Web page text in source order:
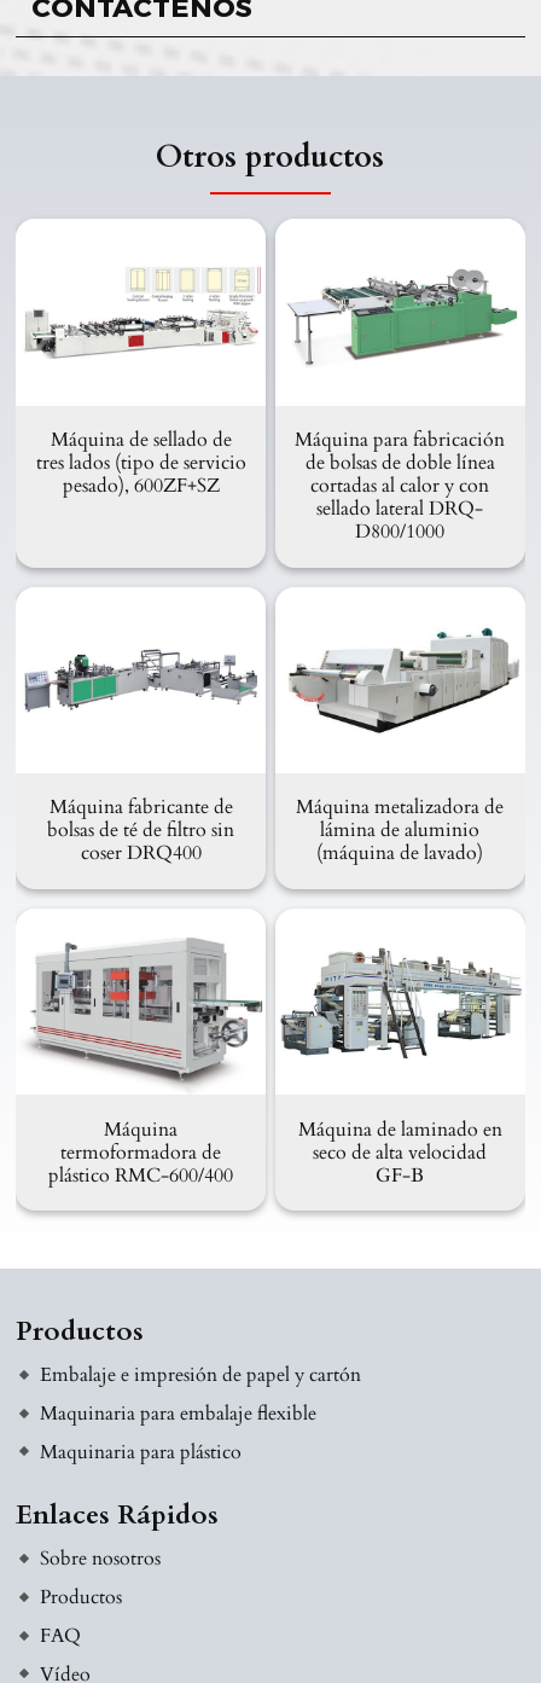
CONTÁCTENOS
Otros productos
Máquina de sellado de
tres lados (tipo de servicio
pesado), 600ZF+SZ
Máquina para fabricación
de bolsas de doble línea
cortadas al calor y con
sellado lateral DRQ-
D800/1000
Máquina fabricante de
bolsas de té de filtro sin
coser DRQ400
Máquina metalizadora de
lámina de aluminio
(máquina de lavado)
Máquina
termoformadora de
plástico RMC-600/400
Máquina de laminado en
seco de alta velocidad
GF-B
Productos
Embalaje e impresión de papel y cartón
Maquinaria para embalaje flexible
Maquinaria para plástico
Enlaces Rápidos
Sobre nosotros
Productos
FAQ
Vídeo